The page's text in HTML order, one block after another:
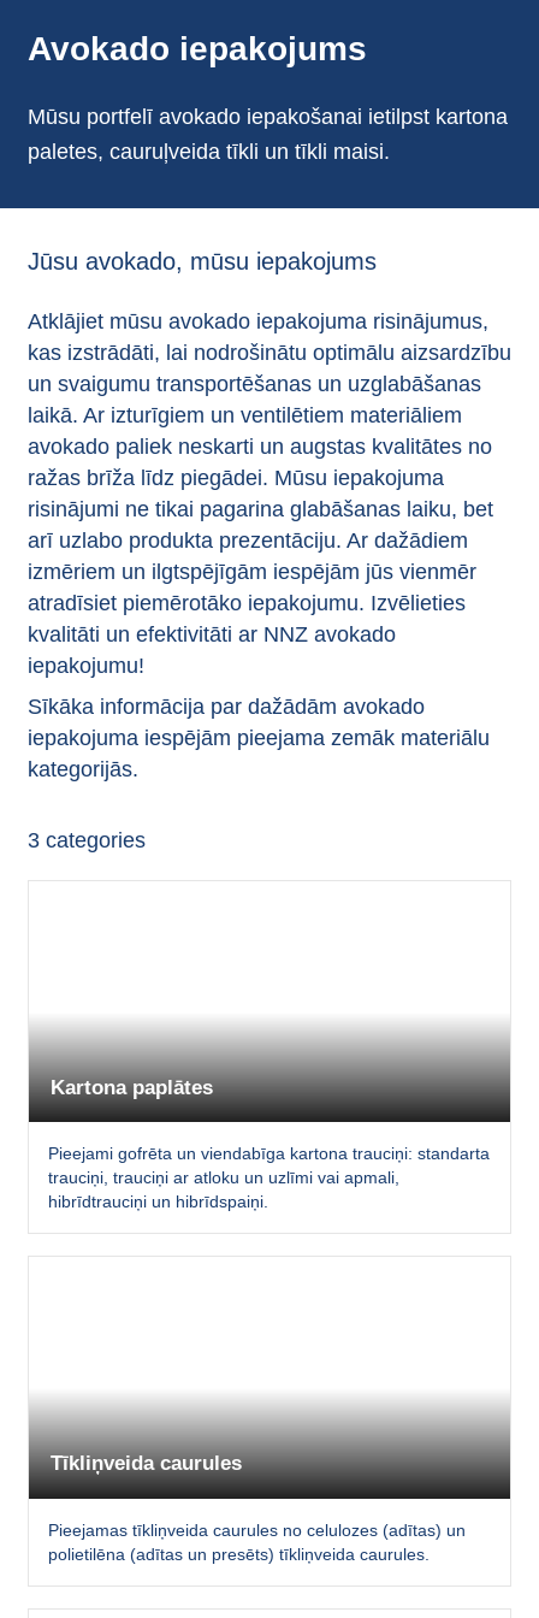
Avokado iepakojums
Mūsu portfelī avokado iepakošanai ietilpst kartona
paletes, cauruļveida tīkli un tīkli maisi.
Jūsu avokado, mūsu iepakojums
Atklājiet mūsu avokado iepakojuma risinājumus,
kas izstrādāti, lai nodrošinātu optimālu aizsardzību
un svaigumu transportēšanas un uzglabāšanas
laikā. Ar izturīgiem un ventilētiem materiāliem
avokado paliek neskarti un augstas kvalitātes no
ražas brīža līdz piegādei. Mūsu iepakojuma
risinājumi ne tikai pagarina glabāšanas laiku, bet
arī uzlabo produkta prezentāciju. Ar dažādiem
izmēriem un ilgtspējīgām iespējām jūs vienmēr
atradīsiet piemērotāko iepakojumu. Izvēlieties
kvalitāti un efektivitāti ar NNZ avokado
iepakojumu!
Sīkāka informācija par dažādām avokado
iepakojuma iespējām pieejama zemāk materiālu
kategorijās.
3categories
Kartona paplātes
Pieejami gofrēta un viendabīga kartona trauciņi: standarta
trauciņi, trauciņi ar atloku un uzlīmi vai apmali,
hibrīdtrauciņi un hibrīdspaiņi.
Tīkliņveida caurules
Pieejamas tīkliņveida caurules no celulozes (adītas) un
polietilēna (adītas un presēts) tīkliņveida caurules.